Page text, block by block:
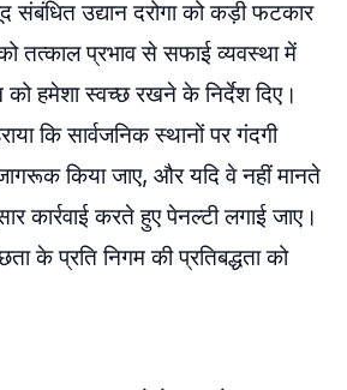
संबंधित उद्यान दरोगा को कड़ी फटकार
तत्काल प्रभाव से सफाई व्यवस्था में
हमेशा स्वच्छ रखने के निर्देश दिए।
कि सार्वजनिक स्थानों पर गंदगी
किया जाए, और यदि वे नहीं मानते
कार्रवाई करते हुए पेनल्टी लगाई जाए।
के प्रति निगम की प्रतिबद्धता को